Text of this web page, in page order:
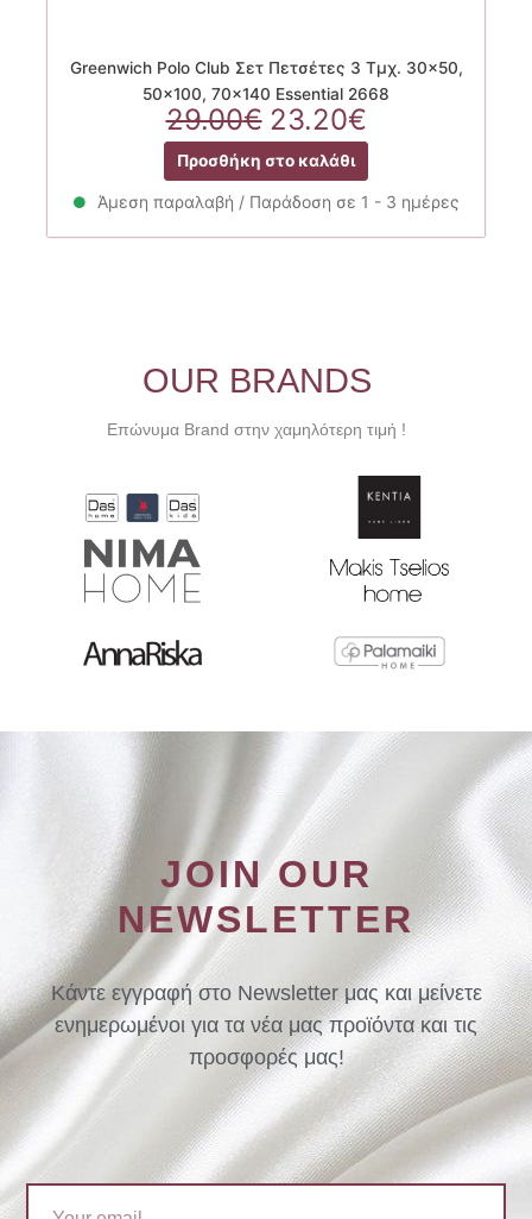
Greenwich Polo Club Σετ Πετσέτες 3 Τμχ. 30×50,
50×100, 70×140 Essential 2668
29.00€ Original
price
was:
29.00€.
23.20€Η
τρέχουσα
τιμή
είναι:
23.20€.
Προσθήκη στο καλάθι
Άμεση παραλαβή / Παράδοση σε 1 - 3 ημέρες
OUR BRANDS
Επώνυμα Brand στην χαμηλότερη τιμή !
JOIN OUR
NEWSLETTER
Κάντε εγγραφή στο Newsletter μας και μείνετε
ενημερωμένοι για τα νέα μας προϊόντα και τις
προσφορές μας!